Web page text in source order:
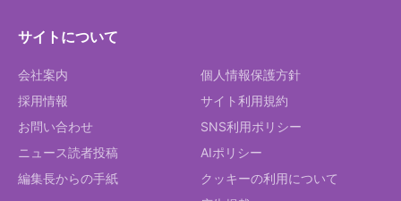
サイトについて
会社案内
採用情報
お問い合わせ
ニュース読者投稿
編集長からの手紙
個人情報保護方針
サイト利用規約
SNS利用ポリシー
AIポリシー
クッキーの利用について